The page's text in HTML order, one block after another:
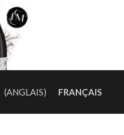
(ANGLAIS) FRANÇAIS